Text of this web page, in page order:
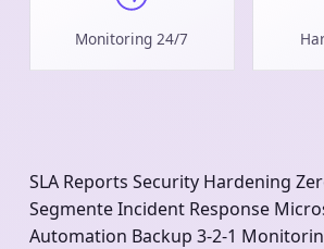
Monitoring 24/7
SLA Reports Security Hardening
SegmenteIncident Response
Automation Backup 3-2-1